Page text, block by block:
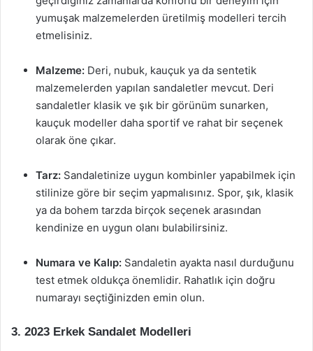
yumuşak malzemelerden üretilmiş modelleri tercih
etmelisiniz.
Malzeme: Deri, nubuk, kauçuk ya da sentetik
malzemelerden yapılan sandaletler mevcut. Deri
sandaletler klasik ve şık bir görünüm sunarken,
kauçuk modeller daha sportif ve rahat bir seçenek
olarak öne çıkar.
Tarz: Sandaletinize uygun kombinler yapabilmek için
stilinize göre bir seçim yapmalısınız. Spor, şık, klasik
ya da bohem tarzda birçok seçenek arasından
kendinize en uygun olanı bulabilirsiniz.
Numara ve Kalıp: Sandaletin ayakta nasıl durduğunu
test etmek oldukça önemlidir. Rahatlık için doğru
numarayı seçtiğinizden emin olun.
3. 2023 Erkek Sandalet Modelleri